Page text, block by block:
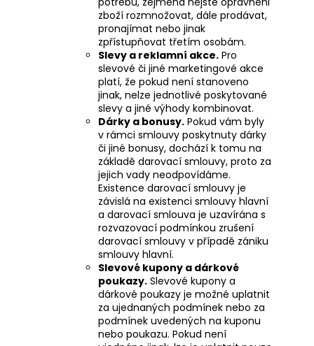
zboží rozmnožovat, dále prodávat,
pronajímat nebo jinak
zpřístupňovat třetím osobám.
Slevy a reklamní akce. Pro
slevové či jiné marketingové akce
platí, že pokud není stanoveno
jinak, nelze jednotlivé poskytované
slevy a jiné výhody kombinovat.
Dárky a bonusy. Pokud vám byly
v rámci smlouvy poskytnuty dárky
či jiné bonusy, dochází k tomu na
základě darovací smlouvy, proto za
jejich vady neodpovídáme.
Existence darovací smlouvy je
závislá na existenci smlouvy hlavní
a darovací smlouva je uzavírána s
rozvazovací podmínkou zrušení
darovací smlouvy v případě zániku
smlouvy hlavní.
Slevové kupony a dárkové
poukazy. Slevové kupony a
dárkové poukazy je možné uplatnit
za ujednaných podmínek nebo za
podmínek uvedených na kuponu
nebo poukazu. Pokud není